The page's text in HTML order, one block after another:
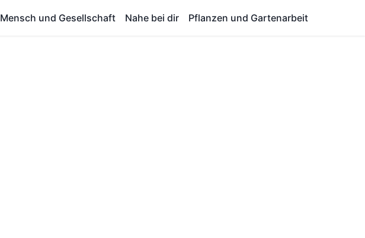
Mensch und Gesellschaft Nahe bei dir Pflanzen und Gartenarbeit